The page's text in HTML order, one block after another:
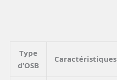
Type
d’OSB
Caractéristiques